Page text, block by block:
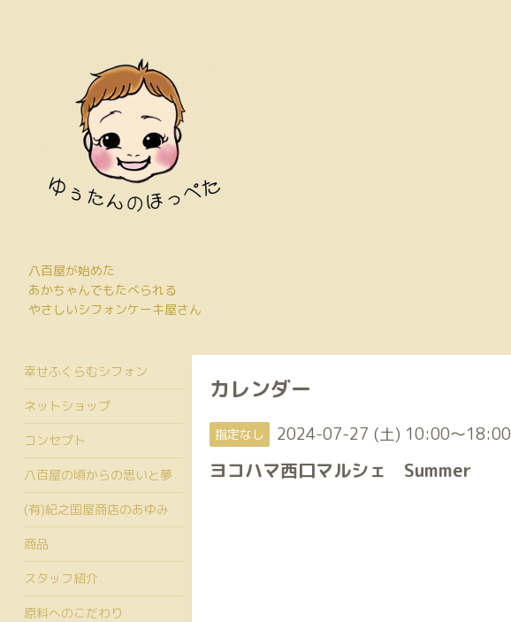
八百屋が始めた
あかちゃんでもたべられる
やさしいシフォンケーキ屋さん
カレンダー
指定なし 2024-07-27 (土) 10:00～18:00
ヨコハマ西口マルシェ Summer
幸せふくらむシフォン
ネットショップ
コンセプト
八百屋の頃からの思いと夢
(有)紀之国屋商店のあゆみ
商品
スタッフ紹介
原料へのこだわり